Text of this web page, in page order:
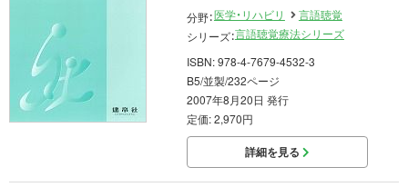
分野：医学・リハビリ
言語聴覚
シリーズ：言語聴覚療法シリーズ
ISBN: 978-4-7679-4532-3
B5/並製/232ページ
2007年8月20日 発行
定価: 2,970円
詳細を見る